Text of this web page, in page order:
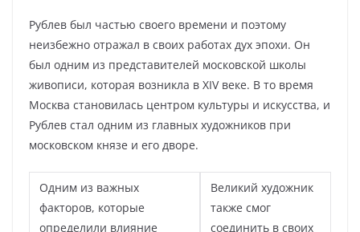
Рублев был частью своего времени и поэтому
неизбежно отражал в своих работах дух эпохи. Он
был одним из представителей московской школы
живописи, которая возникла в XIV веке. В то время
Москва становилась центром культуры и искусства, и
Рублев стал одним из главных художников при
московском князе и его дворе.
Одним из важных
факторов, которые
определили влияние
Великий художник
также смог
соединить в своих